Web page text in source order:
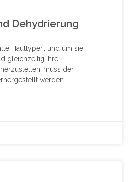
Dehydrierung
Hauttypen, und um sie
gleichzeitig ihre
muss der
werden.